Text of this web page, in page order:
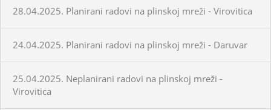
28.04.2025. Planirani radovi na plinskoj mreži - Virovitica
24.04.2025. Planirani radovi na plinskoj mreži - Daruvar
25.04.2025. Neplanirani radovi na plinskoj mreži -
Virovitica